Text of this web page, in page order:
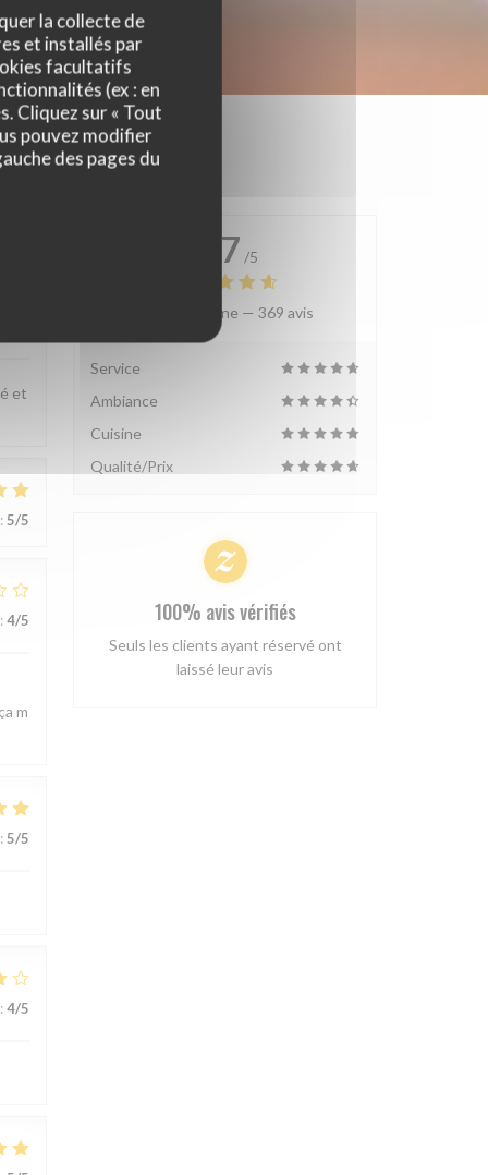
la collecte de
et installés par
facultatifs
(ex : en
Cliquez sur « Tout
pouvez modifier
des pages du
et
: 5/5
: 4/5
m
: 5/5
: 4/5
4.7 /5
Note moyenne — 369 avis
Service
Ambiance
Cuisine
Qualité/Prix
100% avis vérifiés
Seuls les clients ayant réservé ont
laissé leur avis